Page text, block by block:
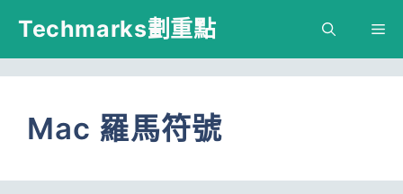
跳
主
容
Techmarks劃重點
Mac 羅馬符號